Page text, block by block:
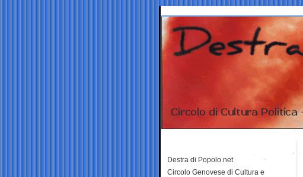
Destra di Popolo.net
Circolo Genovese di Cultura e